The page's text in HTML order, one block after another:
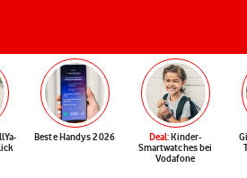
Beste Handys 2026 Deal: Kinder-
Smartwatches bei
Vodafone